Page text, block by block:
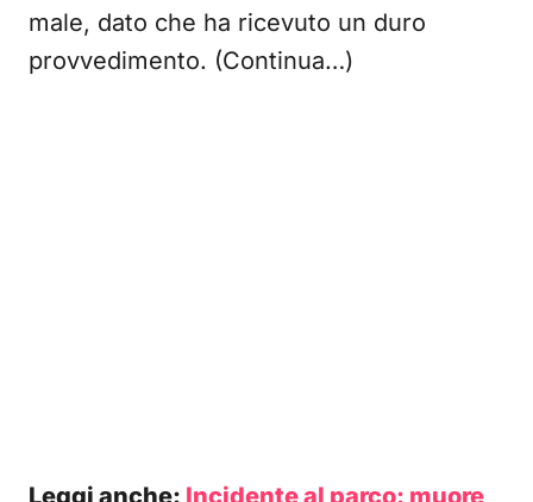
male, dato che ha ricevuto un duro
provvedimento. (Continua…)
Leggi anche: Incidente al parco: muore